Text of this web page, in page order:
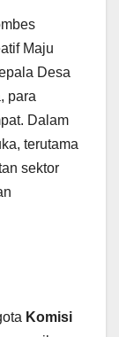
Maju
Desa
para
Dalam
terutama
sektor
Komisi